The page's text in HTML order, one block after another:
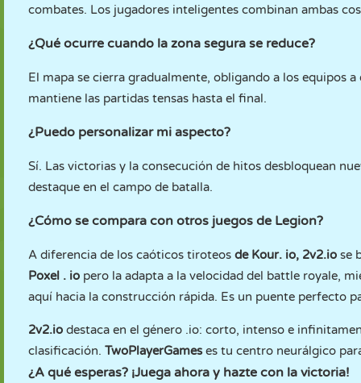
combates. Los jugadores inteligentes combinan ambas
¿Qué ocurre cuando la zona segura se reduce?
El mapa se cierra gradualmente, obligando a los equipos
mantiene las partidas tensas hasta el final.
¿Puedo personalizar mi aspecto?
Sí. Las victorias y la consecución de hitos desbloquean
destaque en el campo de batalla.
¿Cómo se compara con otros juegos de Legion?
A diferencia de los caóticos tiroteos de Kour. io, 2v2.io se
Poxel . io pero la adapta a la velocidad del battle royale,
aquí hacia la construcción rápida. Es un puente perfecto
2v2.io destaca en el género .io: corto, intenso e
clasificación. TwoPlayerGameses tu centro neurálgico
¿A qué esperas? ¡Juega ahora y hazte con la victoria!